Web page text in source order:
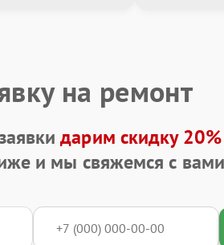
на ремонт
дарим скидку 20%
и мы свяжемся с